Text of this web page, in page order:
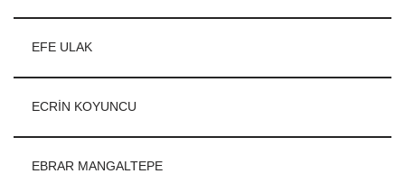
EFE ULAK
ECRİN KOYUNCU
EBRAR MANGALTEPE